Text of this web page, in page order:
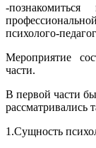
-
психолого-
Мероприятие
части.
В первой части
рассматривались
1.Сущность